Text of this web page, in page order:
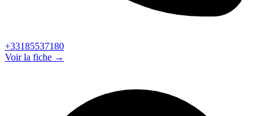
+33185537180
Voir la fiche →